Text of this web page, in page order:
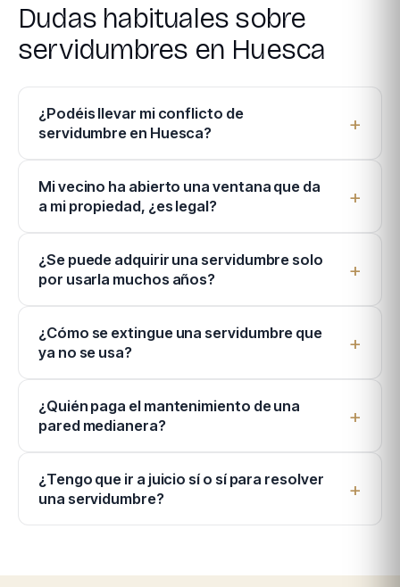
Dudas habituales sobre
servidumbres en Huesca
¿Podéis llevar mi conflicto de
servidumbre en Huesca?
Mi vecino ha abierto una ventana que da
a mi propiedad, ¿es legal?
¿Se puede adquirir una servidumbre solo
por usarla muchos años?
¿Cómo se extingue una servidumbre que
ya no se usa?
¿Quién paga el mantenimiento de una
pared medianera?
¿Tengo que ir a juicio sí o sí para resolver
una servidumbre?